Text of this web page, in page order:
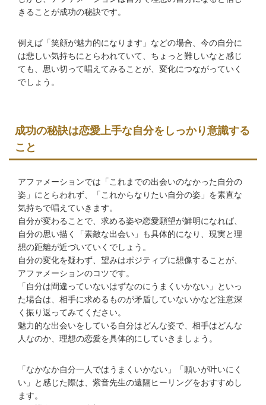
きることが成功の秘訣です。
例えば「笑顔が魅力的になります」などの場合、今の自分に
は悲しい気持ちにとらわれていて、ちょっと難しいなと感じ
ても、思い切って唱えてみることが、変化につながっていく
でしょう。
成功の秘訣は恋愛上手な自分をしっかり意識する
こと
アファメーションでは「これまでの出会いのなかった自分の
姿」にとらわれず、「これからなりたい自分の姿」を素直な
気持ちで唱えていきます。
自分が変わることで、求める姿や恋愛願望が鮮明になれば、
自分の思い描く「素敵な出会い」も具体的になり、現実と理
想の距離が近づいていくでしょう。
自分の変化を疑わず、望みはポジティブに想像することが、
アファメーションのコツです。
「自分は間違っていないはずなのにうまくいかない」といっ
た場合は、相手に求めるものが矛盾していないかなど注意深
く振り返ってみてください。
魅力的な出会いをしている自分はどんな姿で、相手はどんな
人なのか、理想の恋愛を具体的にしていきましょう。
「なかなか自分一人ではうまくいかない」「願いが叶いにく
い」と感じた際は、紫音先生の遠隔ヒーリングをおすすめし
ます。